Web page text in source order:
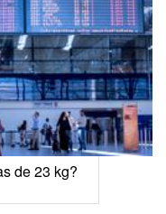
de 23 kg?